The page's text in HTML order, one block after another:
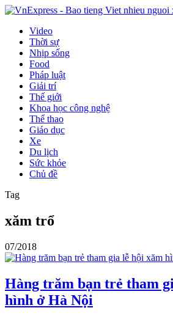
Video
Thời sự
Nhịp sống
Food
Pháp luật
Giải trí
Thế giới
Khoa học công nghệ
Thể thao
Giáo dục
Xe
Du lịch
Sức khỏe
Chủ đề
Tag
xăm trổ
07/2018
Hàng trăm bạn trẻ tham
hình ở Hà Nội